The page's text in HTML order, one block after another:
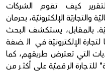
كيف تقوم الشركات
والتجاريّة الإلكترونيّة، بحرمان
بالمقابل، يستكشف البحث
الإلكترونيّة في الضفة
التي تعترض طريقهم، كما
الرقميّة على أكثر من